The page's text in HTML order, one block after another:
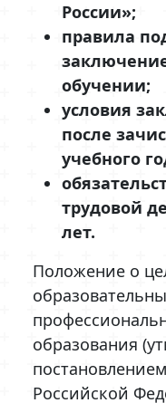
России»;
правила
обучении;
условия
после
учебного
трудовой
лет.
Положение о
образования
Российской